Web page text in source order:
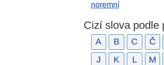
noremní
Cizí slova podle
A B C Č
J
K L M